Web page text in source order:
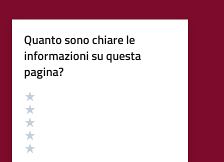
Quanto sono chiare le
informazioni su questa
pagina?
Valutazione